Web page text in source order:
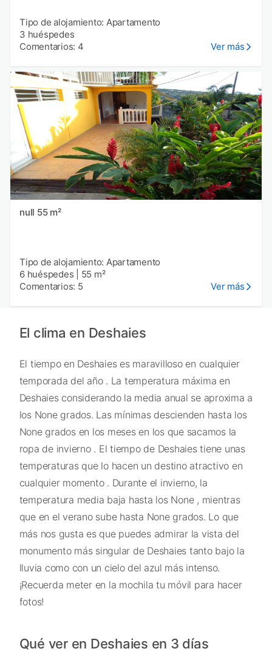
Tipo de alojamiento: Apartamento
3 huéspedes
Comentarios: 4
Ver más
null 55 m²
Tipo de alojamiento: Apartamento
6 huéspedes
55 m²
Comentarios: 5
Ver más
El clima en Deshaies
El tiempo en Deshaies es maravilloso en cualquier
temporada del año . La temperatura máxima en
Deshaies considerando la media anual se aproxima a
los None grados. Las mínimas descienden hasta los
None grados en los meses en los que sacamos la
ropa de invierno . El tiempo de Deshaies tiene unas
temperaturas que lo hacen un destino atractivo en
cualquier momento . Durante el invierno, la
temperatura media baja hasta los None , mientras
que en el verano sube hasta None grados. Lo que
más nos gusta es que puedes admirar la vista del
monumento más singular de Deshaies tanto bajo la
lluvia como con un cielo del azul más intenso.
¡Recuerda meter en la mochila tu móvil para hacer
fotos!
Qué ver en Deshaies en 3 días